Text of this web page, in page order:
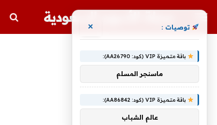
مجلة الأسهم السعودية
توصيات : ×
باقة متميزة VIP (كود: AA26790):
ماسنجر المسلم
باقة متميزة VIP (كود: AA86842):
عالم الشباب